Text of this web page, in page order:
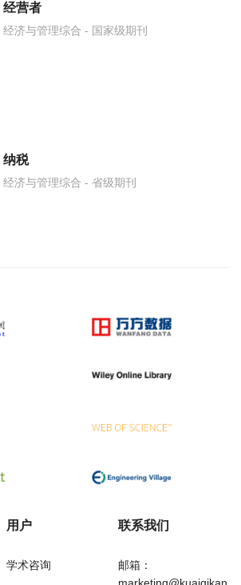
经营者
经济与管理综合 - 国家级期刊
纳税
经济与管理综合 - 省级期刊
用户
学术咨询
联系我们
邮箱：